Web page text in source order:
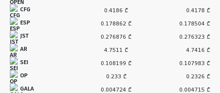
CFG 0.4186 ₾ 0.4178 ₾
ESP 0.178862 ₾ 0.178504 ₾
JST 0.276876 ₾ 0.276323 ₾
AR 4.7511 ₾ 4.7416 ₾
SEI 0.108199 ₾ 0.107983 ₾
OP 0.233 ₾ 0.2326 ₾
GALA 0.004724 ₾ 0.004715 ₾